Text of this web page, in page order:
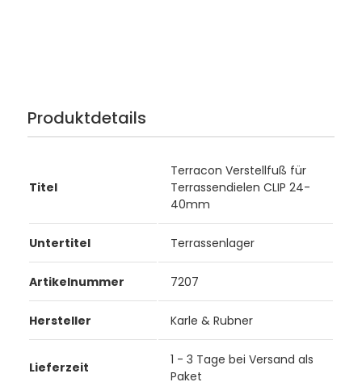
Produktdetails
Titel
Terracon Verstellfuß für
Terrassendielen CLIP 24-
40mm
Untertitel Terrassenlager
Artikelnummer 7207
Hersteller Karle & Rubner
Lieferzeit
1 - 3 Tage bei Versand als
Paket